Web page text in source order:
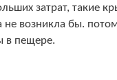
затрат,
не возникла бы.
в пещере.